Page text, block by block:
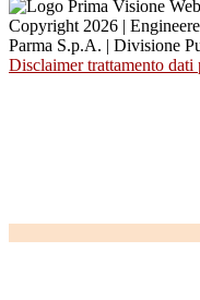
Copyright 2026 |
Parma S.p.A. | Divisione
Disclaimer trattamento dati